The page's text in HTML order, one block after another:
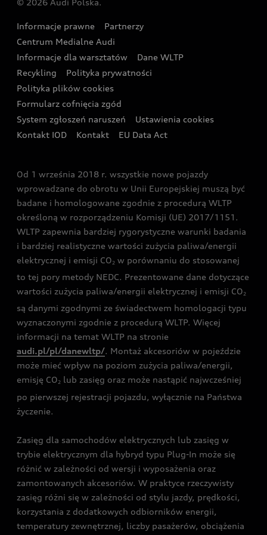
Wyszukaj najbliższego Partnera Audi
Oferta dla przedsiębiorców
Oferta dla klientów prywatnych
Kalkulator rat
Ubezpieczenie
Audi exclusive
Zasięg
Gwarancja
Akcje serwisowe Audi
Katalog online akcesoriów
Audi i Muzeum Sztuki Nowoczesnej w Warszawie
Audi driving experience
Audi quattro Cup
Audi i Puchar Świata w Skokach Narciarskich w
Zakopanem
© 2026 Audi Polska.
Informacje prawne
Partnerzy
Centrum Medialne Audi
Informacje dla warsztatów
Dane WLTP
Recykling
Polityka prywatności
Polityka plików cookies
Formularz cofnięcia zgód
System zgłoszeń naruszeń
Ustawienia cookies
Kontakt IOD
Kontakt EU Data Act
Od 1 września 2018 r. wszystkie nowe pojazdy
wprowadzane do obrotu w Unii Europejskiej muszą być
badane i homologowane zgodnie z procedurą WLTP
określoną w rozporządzeniu Komisji (UE) 2017/1151.
WLTP zapewnia bardziej rygorystyczne warunki badania
i bardziej realistyczne wartości zużycia paliwa/energii
elektrycznej i emisji CO2 w porównaniu do stosowanej
to tej pory metody NEDC. Prezentowane dane dotyczące
wartości zużycia paliwa/energii elektrycznej i emisji CO2
są danymi zgodnymi ze świadectwem homologacji typu
wyznaczonymi zgodnie z procedurą WLTP. Więcej
informacji na temat WLTP na stronie
audi.pl/pl/danewltp/. Montaż akcesoriów w pojeździe
może mieć wpływ na poziom zużycia paliwa/energii,
emisję CO2 lub zasięg oraz może nastąpić najwcześniej
po pierwszej rejestracji pojazdu, wyłącznie na Państwa
życzenie.
Zasięg dla samochodów elektrycznych lub zasięg w
trybie elektrycznym dla hybryd typu Plug-In może się
różnić w zależności od wersji i wyposażenia oraz
zamontowanych akcesoriów. W praktyce rzeczywisty
zasięg różni się w zależności od stylu jazdy, prędkości,
korzystania z dodatkowych odbiorników energii,
temperatury zewnętrznej, liczby pasażerów, obciążenia